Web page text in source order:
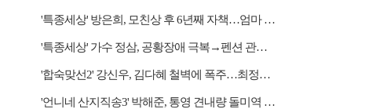
'특종세상' 방은희, 모친상 후 6년째 자책…엄마 향한 그리움 근황
'특종세상' 가수 정삼, 공황장애 극복→펜션 관리자 근황
'합숙맞선2' 강신우, 김다혜 철벽에 폭주…최정윤 두고 이인권·권예찬·문성모 경쟁
'언니네 산지직송3' 박해준, 통영 견내량 돌미역 조업 합류…루지 체험